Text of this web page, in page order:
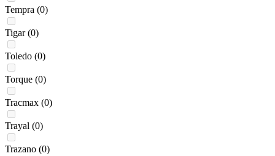
Tempra (0)
Tigar (0)
Toledo (0)
Torque (0)
Tracmax (0)
Trayal (0)
Trazano (0)